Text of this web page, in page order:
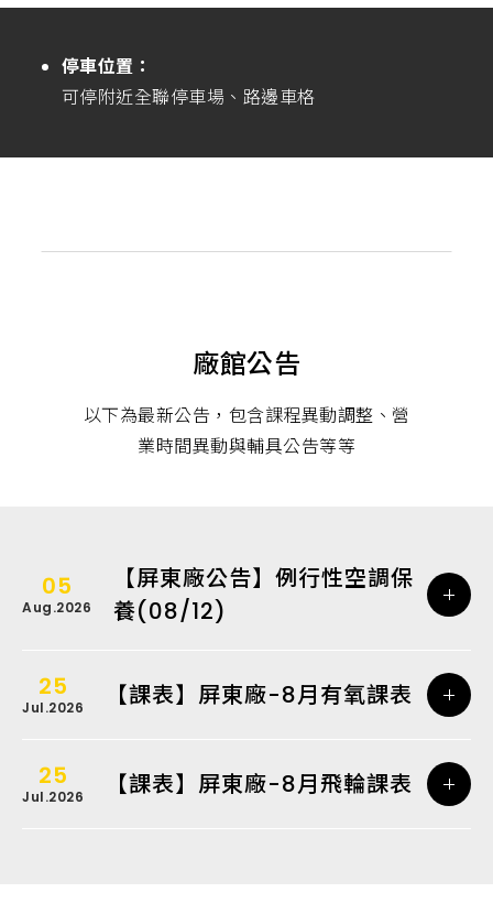
停車位置：
可停附近全聯停車場、路邊車格
廠館公告
以下為最新公告，包含課程異動調整、營
業時間異動與輔具公告等等
05
Aug.2026
【屏東廠公告】例行性空調保
養(08/12)
25
Jul.2026 【課表】屏東廠-8月有氧課表
25
Jul.2026 【課表】屏東廠-8月飛輪課表